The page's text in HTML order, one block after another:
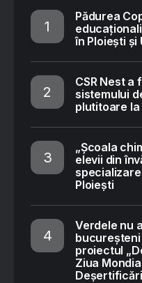
Pădurea
în Ploiești și
CSR Nest a
sistemului
plutitoare la
„Școala
elevii din
Ploiești
Verdele nu
proiectul
Ziua